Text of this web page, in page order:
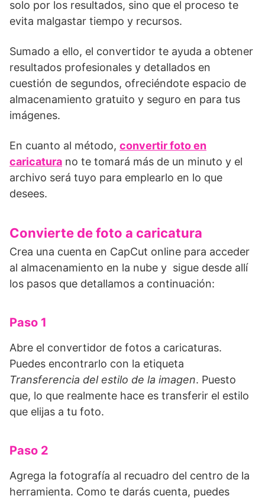
solo por los resultados, sino que el proceso te
evita malgastar tiempo y recursos.
Sumado a ello, el convertidor te ayuda a obtener
resultados profesionales y detallados en
cuestión de segundos, ofreciéndote espacio de
almacenamiento gratuito y seguro en para tus
imágenes.
En cuanto al método, convertir foto en
caricatura no te tomará más de un minuto y el
archivo será tuyo para emplearlo en lo que
desees.
Convierte de foto a caricatura
Crea una cuenta en CapCut online para acceder
al almacenamiento en la nube y sigue desde allí
los pasos que detallamos a continuación:
Paso 1
Abre el convertidor de fotos a caricaturas.
Puedes encontrarlo con la etiqueta
Transferencia del estilo de la imagen. Puesto
que, lo que realmente hace es transferir el estilo
que elijas a tu foto.
Paso 2
Agrega la fotografía al recuadro del centro de la
herramienta. Como te darás cuenta, puedes